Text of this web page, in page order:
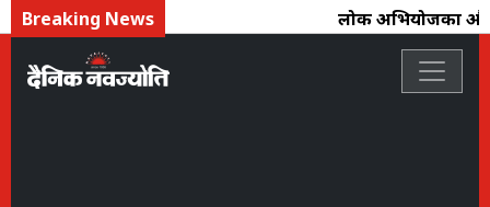
Breaking News लोक अभियोजकों और